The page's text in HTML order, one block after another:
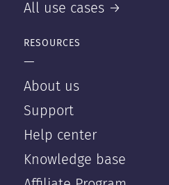
All use cases →
RESOURCES
—
About us
Support
Help center
Knowledge base